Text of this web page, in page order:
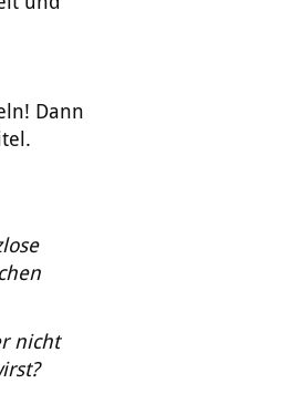
Dann
nicht